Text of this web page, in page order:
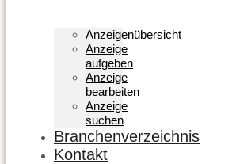
Anzeigenübersicht
Anzeige
aufgeben
Anzeige
bearbeiten
Anzeige
suchen
Branchenverzeichnis
Kontakt